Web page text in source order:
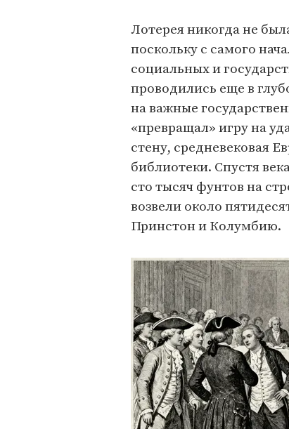
Лотерея никогда не
поскольку с самого
социальных и
проводились еще в
на важные
«превращал» игру на
стену, средневековая
библиотеки. Спустя
сто тысяч фунтов на
возвели около
Принстон и Колумбию.